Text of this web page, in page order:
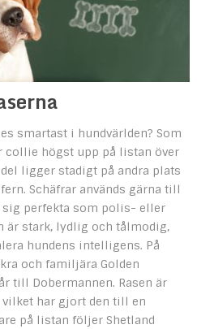
smartast i hundvärlden? Som
collie högst upp på listan över
ligger stadigt på andra plats
Schäfrar används gärna till
perfekta som polis- eller
är stark, lydlig och tålmodig,
hundens intelligens. På
och familjära Golden
till Dobermannen. Rasen är
har gjort den till en
på listan följer Shetland